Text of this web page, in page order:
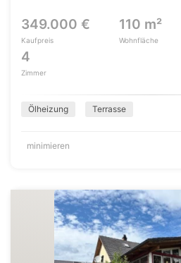
349.000 €
Kaufpreis
110 m²
Wohnfläche
4
Zimmer
Ölheizung Terrasse
minimieren